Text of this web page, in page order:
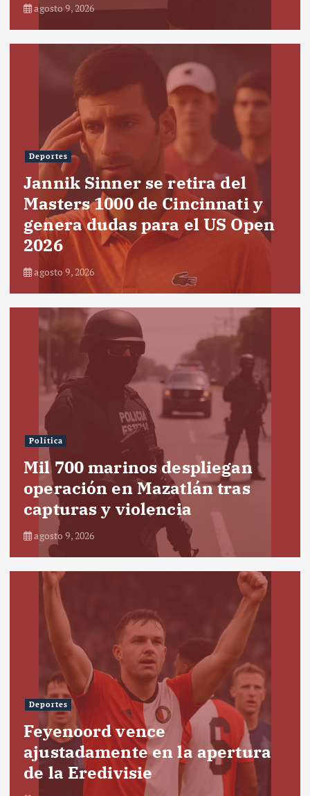
agosto 9, 2026
Deportes
Jannik Sinner se retira del
Masters 1000 de Cincinnati y
genera dudas para el US Open
2026
agosto 9, 2026
Política
Mil 700 marinos despliegan
operación en Mazatlán tras
capturas y violencia
agosto 9, 2026
Deportes
Feyenoord vence
ajustadamente en la apertura
de la Eredivisie